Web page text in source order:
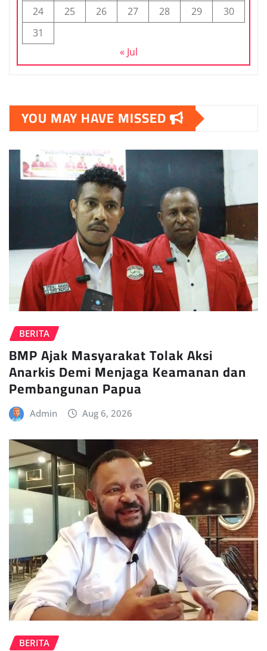
24
25 26 27 28 29
30
31
« Jul
YOU MAY HAVE MISSED
BERITA
BMP Ajak Masyarakat Tolak Aksi
Anarkis Demi Menjaga Keamanan dan
Pembangunan Papua
Admin Aug 6, 2026
BERITA